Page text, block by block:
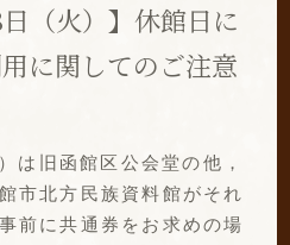
日（火）】休館日に
に関してのご注意
は旧函館区公会堂の他，
市北方民族資料館がそれ
前に共通券をお求めの場